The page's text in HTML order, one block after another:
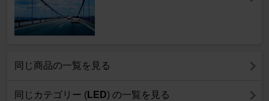
同じ商品の一覧を見る
同じカテゴリー (LED) の一覧を見る